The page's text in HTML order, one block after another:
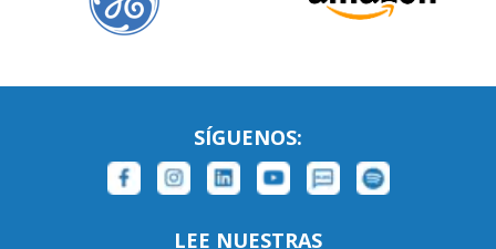
SÍGUENOS:
LEE NUESTRAS